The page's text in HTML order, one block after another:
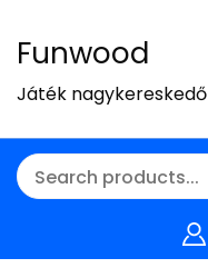
Funwood
Játék nagykereskedő